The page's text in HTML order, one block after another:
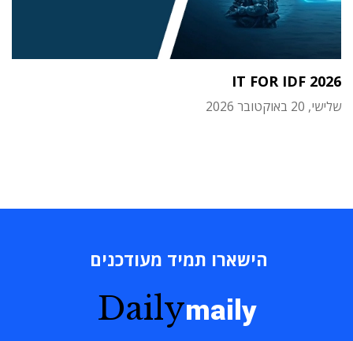
IT FOR IDF 2026
שלישי, 20 באוקטובר 2026
הישארו תמיד מעודכנים
Dailymaily